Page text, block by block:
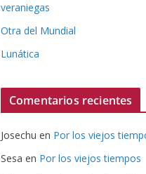
veraniegas
Otra del Mundial
Lunática
Comentarios recientes
Josechu en Por los viejos
Sesa en Por los viejos tiempos